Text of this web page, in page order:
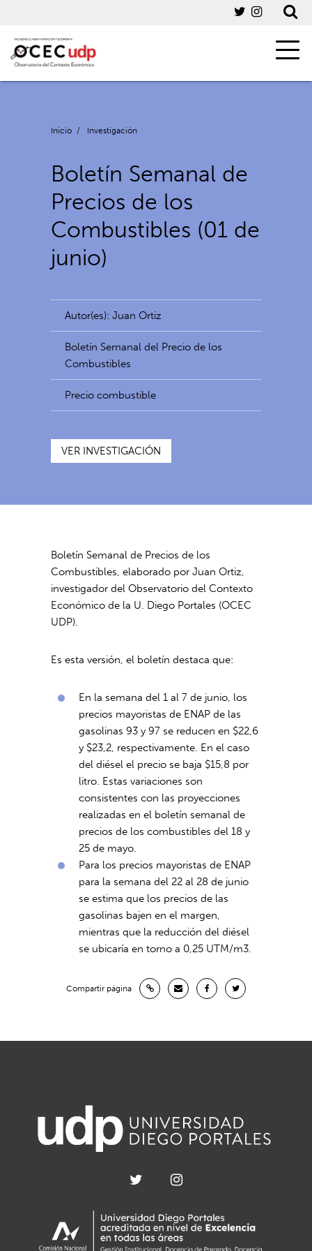
Inicio / Investigación
Boletín Semanal de
Precios de los
Combustibles (01 de
junio)
Autor(es): Juan Ortiz
Boletín Semanal del Precio de los
Combustibles
Precio combustible
VER INVESTIGACIÓN
Boletín Semanal de Precios de los
Combustibles, elaborado por Juan Ortiz,
investigador del Observatorio del Contexto
Económico de la U. Diego Portales (OCEC
UDP).
Es esta versión, el boletín destaca que:
En la semana del 1 al 7 de junio, los
precios mayoristas de ENAP de las
gasolinas 93 y 97 se reducen en $22,6
y $23,2, respectivamente. En el caso
del diésel el precio se baja $15,8 por
litro. Estas variaciones son
consistentes con las proyecciones
realizadas en el boletín semanal de
precios de los combustibles del 18 y
25 de mayo.
Para los precios mayoristas de ENAP
para la semana del 22 al 28 de junio
se estima que los precios de las
gasolinas bajen en el margen,
mientras que la reducción del diésel
se ubicaría en torno a 0,25 UTM/m3.
Compartir página